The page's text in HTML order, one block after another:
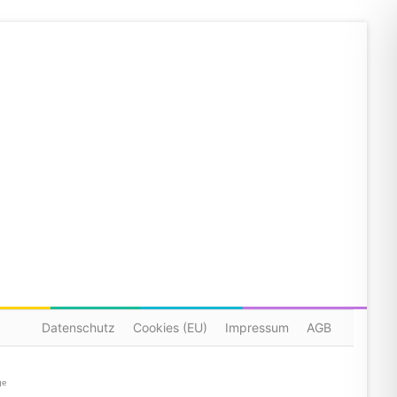
Datenschutz Cookies (EU) Impressum AGB